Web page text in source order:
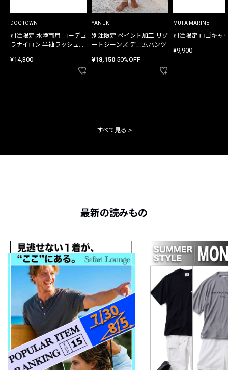
DOGTOWN
別注限定 水陸両用 コーデュ
ラナイロン 半袖ラッシュガ
¥14,300
YANUK
別注限定 ペイント加工 リゾ
ートジーンズ デニムパンツ
¥18,150 50%OFF
MUTA MARINE
別注限定 ロゴキャ
¥9,900
すべて見る
最新の読みもの